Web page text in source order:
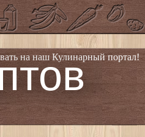
на наш Кулинарный портал!